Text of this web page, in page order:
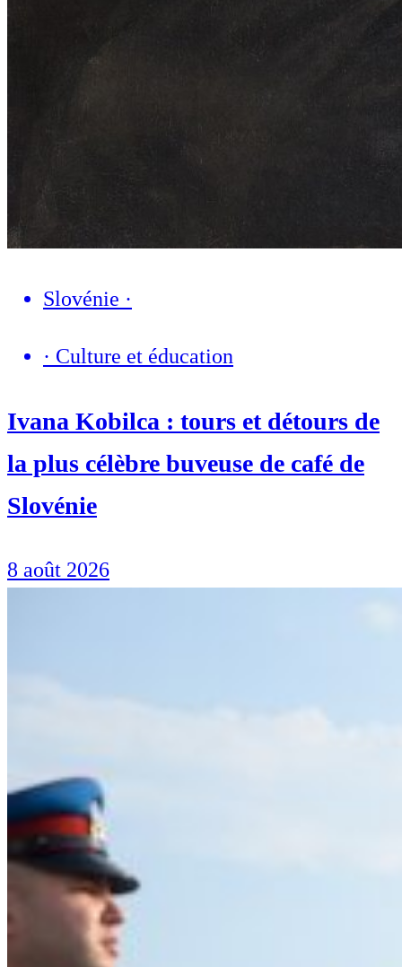
Slovénie ·
· Culture et éducation
Ivana Kobilca : tours et détours de
la plus célèbre buveuse de café de
Slovénie
8 août 2026